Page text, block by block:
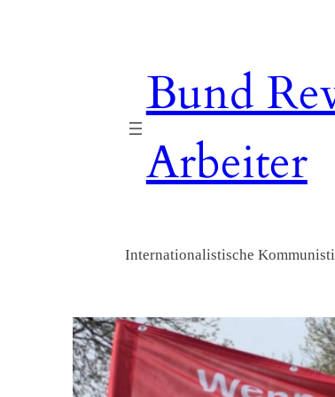
Bund
Arbeiter
Internationalistische